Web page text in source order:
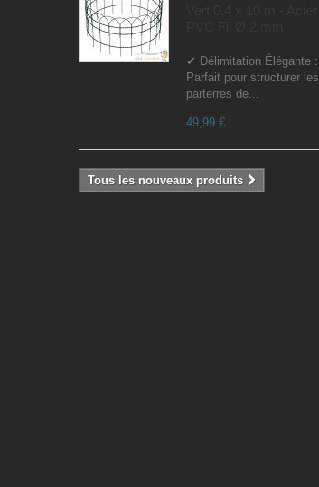
✔ Délimitation Élégante :
Parfait pour structurer les
parterres de...
49,99 €
Tous les nouveaux produits